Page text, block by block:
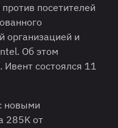
посетителей
организацией и
Об этом
состоялся 11
новыми
285K от